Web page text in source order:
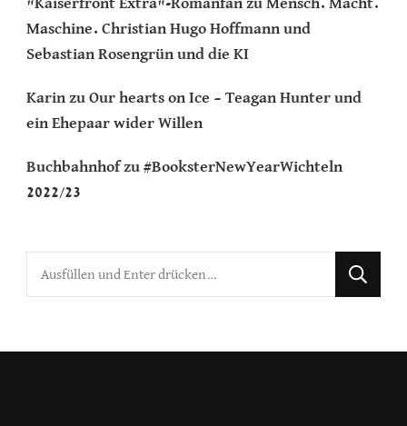
"Kaiserfront Extra"-Romanfan zu Mensch. Macht.
Maschine. Christian Hugo Hoffmann und
Sebastian Rosengrün und die KI
Karin zu Our hearts on Ice – Teagan Hunter und
ein Ehepaar wider Willen
Buchbahnhofzu #BooksterNewYearWichteln
2022/23
Suchst
du